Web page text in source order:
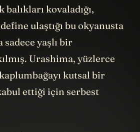
balıkları kovaladığı,
ulaştığı bu okyanusta
sadece yaşlı bir
Urashima, yüzlerce
kutsal bir
ettiği için serbest